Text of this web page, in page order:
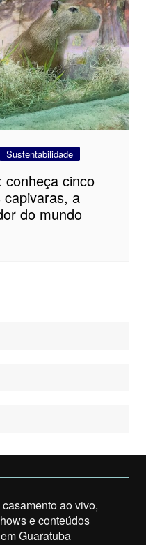
Sustentabilidade
conheça cinco
a
do mundo
ao vivo,
e conteúdos
Guaratuba